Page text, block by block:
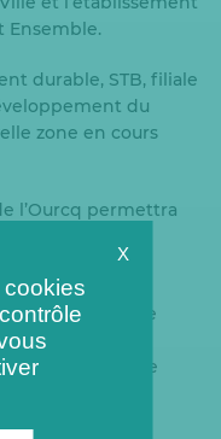
Ensemble.
durable, STB, filiale
du
zone en cours
l’Ourcq permettra
de 5 000
au réseau de
par la route
Jean Zay. Une
25 mai afin
X
cookies